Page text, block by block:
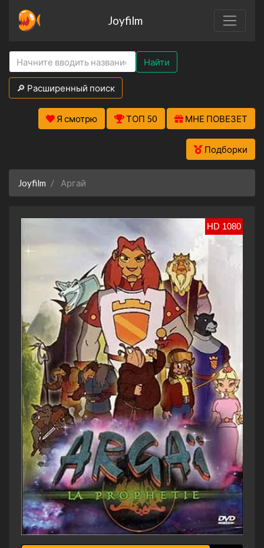
Joyfilm
Найти
🔎 Расширенный поиск
Я смотрю ТОП 50 МНЕ ПОВЕЗЕТ
Подборки
Joyfilm Аргай
HD 1080